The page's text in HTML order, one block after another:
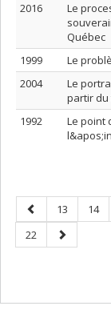
2016
Le
Québec
1999
Le
2004
Le
partir du
1992
Le point
Previous
page
Page
13 Page
14
Page
22
Next
page